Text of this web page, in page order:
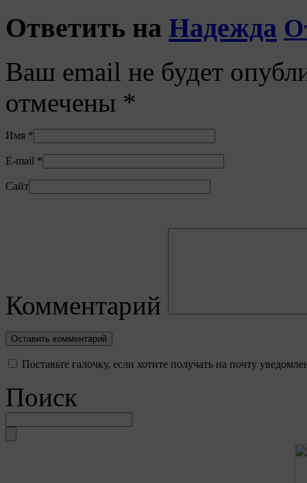
Ответить на Надежда
Ваш email не будет
отмечены *
Имя *
E-mail *
Сайт
Комментарий
Поставьте галочку, если хотите получать на почту
Поиск